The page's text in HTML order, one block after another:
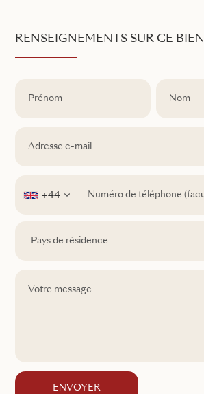
RENSEIGNEMENTS SUR CE BIEN
+44
ENVOYER